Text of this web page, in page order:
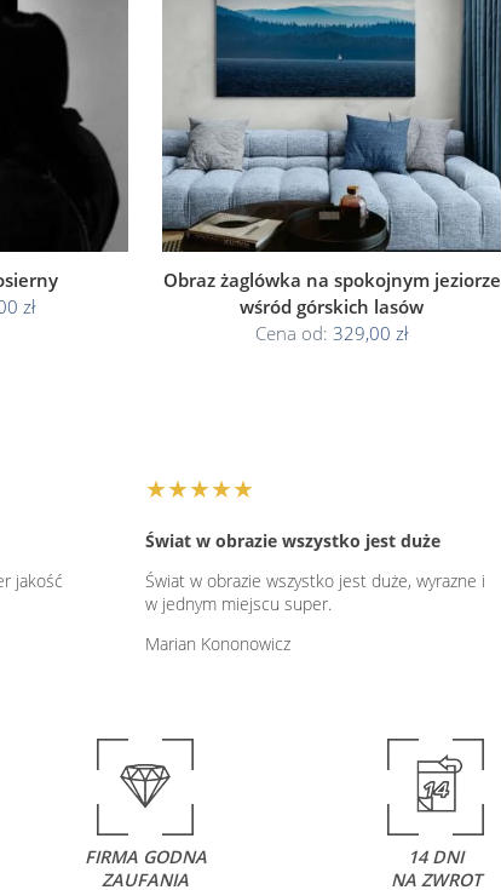
zł
Obraz żaglówka na spokojnym jeziorze
wśród górskich lasów
Cena od: 329,00 zł
jakość
★★★★★
Świat w obrazie wszystko jest duże
Świat w obrazie wszystko jest duże, wyrazne i
w jednym miejscu super.
Marian Kononowicz
FIRMA GODNA
ZAUFANIA
14 DNI
NA ZWROT